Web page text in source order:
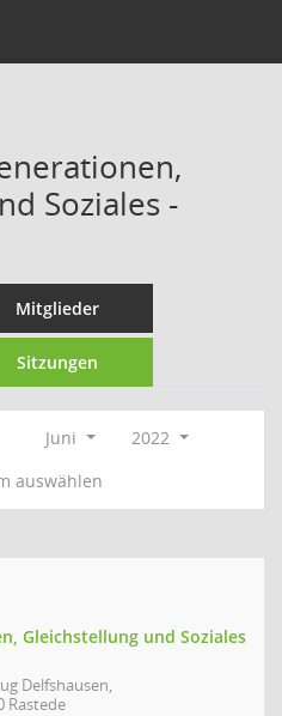
Soziales -
Mitglieder
Sitzungen
Juni
2022
auswählen
Gleichstellung und Soziales
Delfshausen,
Rastede